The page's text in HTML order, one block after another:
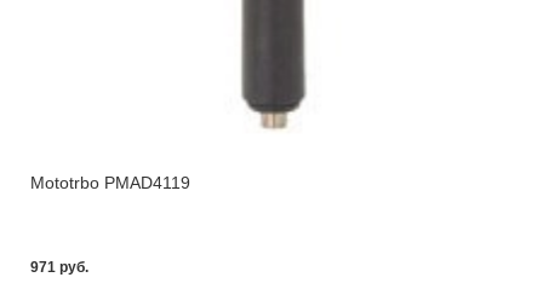
Mototrbo PMAD4119
971 pуб.